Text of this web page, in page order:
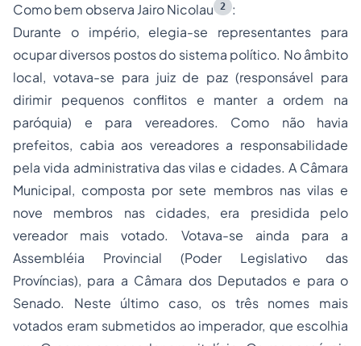
Como bem observa Jairo Nicolau
2
:
Durante o império, elegia-se representantes para
ocupar diversos postos do sistema político. No âmbito
local, votava-se para juiz de paz (responsável para
dirimir pequenos conflitos e manter a ordem na
paróquia) e para vereadores. Como não havia
prefeitos, cabia aos vereadores a responsabilidade
pela vida administrativa das vilas e cidades. A Câmara
Municipal, composta por sete membros nas vilas e
nove membros nas cidades, era presidida pelo
vereador mais votado. Votava-se ainda para a
Assembléia Provincial (Poder Legislativo das
Províncias), para a Câmara dos Deputados e para o
Senado. Neste último caso, os três nomes mais
votados eram submetidos ao imperador, que escolhia